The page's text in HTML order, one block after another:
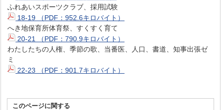
ふれあいスポーツクラブ、採用試験
18-19 （PDF：952.6キロバイト）
へき地保育所体育祭、すくすく育て
20-21 （PDF：790.9キロバイト）
わたしたちの人権、季節の歌、当番医、人口、書道、知事出張ゼ
ミ
22-23 （PDF：901.7キロバイト）
このページに関する